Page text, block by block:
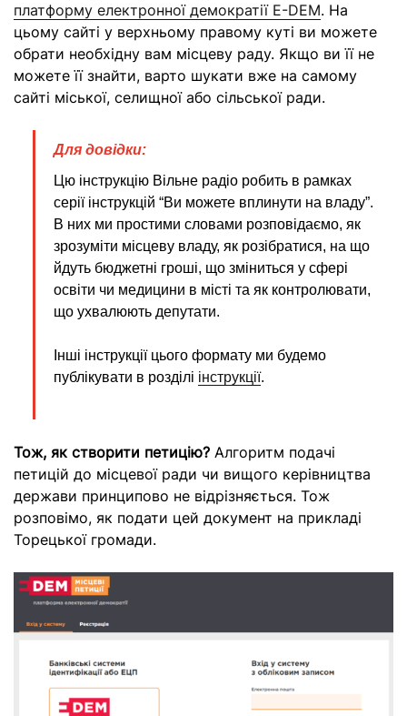
платформу електронної демократії E-DEM. На
цьому сайті у верхньому правому куті ви можете
обрати необхідну вам місцеву раду. Якщо ви її не
можете її знайти, варто шукати вже на самому
сайті міської, селищної або сільської ради.
Для довідки:
Цю інструкцію Вільне радіо робить в рамках
серії інструкцій “Ви можете вплинути на владу”.
В них ми простими словами розповідаємо, як
зрозуміти місцеву владу, як розібратися, на що
йдуть бюджетні гроші, що зміниться у сфері
освіти чи медицини в місті та як контролювати,
що ухвалюють депутати.
Інші інструкції цього формату ми будемо
публікувати в розділі інструкції.
Тож, як створити петицію? Алгоритм подачі
петицій до місцевої ради чи вищого керівництва
держави принципово не відрізняється. Тож
розповімо, як подати цей документ на прикладі
Торецької громади.